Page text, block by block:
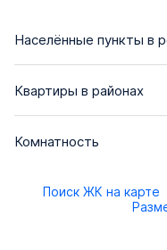
Населённые пункты в
Квартиры в районах
Комнатность
Поиск ЖК на карте